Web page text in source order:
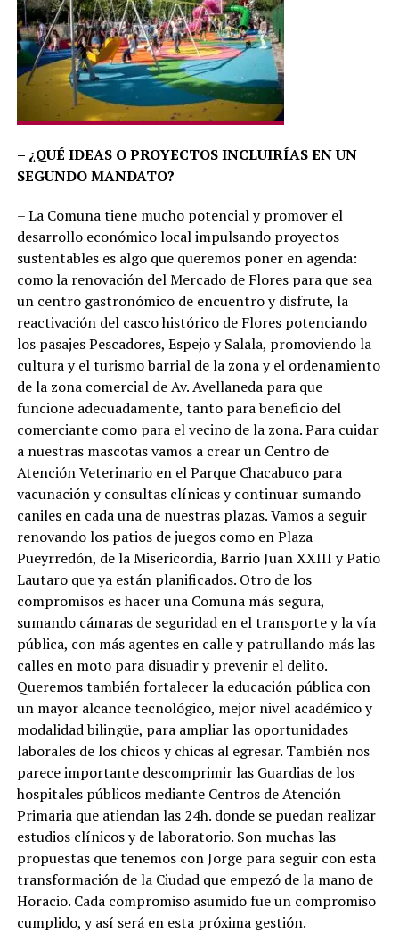
– ¿QUÉ IDEAS O PROYECTOS INCLUIRÍAS EN UN
SEGUNDO MANDATO?
– La Comuna tiene mucho potencial y promover el
desarrollo económico local impulsando proyectos
sustentables es algo que queremos poner en agenda:
como la renovación del Mercado de Flores para que sea
un centro gastronómico de encuentro y disfrute, la
reactivación del casco histórico de Flores potenciando
los pasajes Pescadores, Espejo y Salala, promoviendo la
cultura y el turismo barrial de la zona y el ordenamiento
de la zona comercial de Av. Avellaneda para que
funcione adecuadamente, tanto para beneficio del
comerciante como para el vecino de la zona. Para cuidar
a nuestras mascotas vamos a crear un Centro de
Atención Veterinario en el Parque Chacabuco para
vacunación y consultas clínicas y continuar sumando
caniles en cada una de nuestras plazas. Vamos a seguir
renovando los patios de juegos como en Plaza
Pueyrredón, de la Misericordia, Barrio Juan XXIII y Patio
Lautaro que ya están planificados. Otro de los
compromisos es hacer una Comuna más segura,
sumando cámaras de seguridad en el transporte y la vía
pública, con más agentes en calle y patrullando más las
calles en moto para disuadir y prevenir el delito.
Queremos también fortalecer la educación pública con
un mayor alcance tecnológico, mejor nivel académico y
modalidad bilingüe, para ampliar las oportunidades
laborales de los chicos y chicas al egresar. También nos
parece importante descomprimir las Guardias de los
hospitales públicos mediante Centros de Atención
Primaria que atiendan las 24h. donde se puedan realizar
estudios clínicos y de laboratorio. Son muchas las
propuestas que tenemos con Jorge para seguir con esta
transformación de la Ciudad que empezó de la mano de
Horacio. Cada compromiso asumido fue un compromiso
cumplido, y así será en esta próxima gestión.